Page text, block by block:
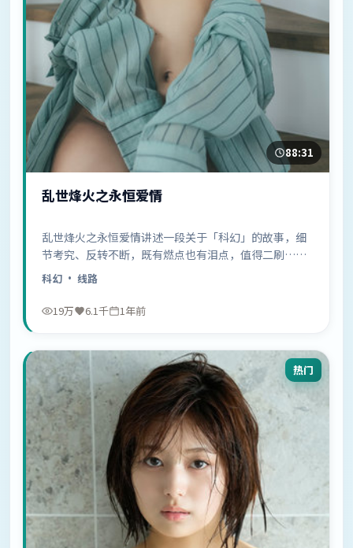
88:31
乱世烽火之永恒爱情
乱世烽火之永恒爱情讲述一段关于「科幻」的故事，细
节考究、反转不断，既有燃点也有泪点，值得二刷……
科幻 · 线路
19万 6.1千 1年前
热门